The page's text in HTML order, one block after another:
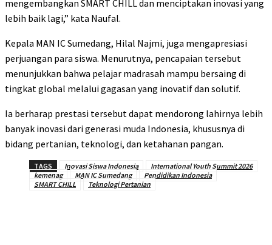
mengembangkan SMART CHILL dan menciptakan inovasi yang
lebih baik lagi,” kata Naufal.
Kepala MAN IC Sumedang, Hilal Najmi, juga mengapresiasi
perjuangan para siswa. Menurutnya, pencapaian tersebut
menunjukkan bahwa pelajar madrasah mampu bersaing di
tingkat global melalui gagasan yang inovatif dan solutif.
Ia berharap prestasi tersebut dapat mendorong lahirnya lebih
banyak inovasi dari generasi muda Indonesia, khususnya di
bidang pertanian, teknologi, dan ketahanan pangan.
TAGS Inovasi Siswa Indonesia
International Youth Summit 2026
kemenag
MAN IC Sumedang
Pendidikan Indonesia
SMART CHILL
Teknologi Pertanian